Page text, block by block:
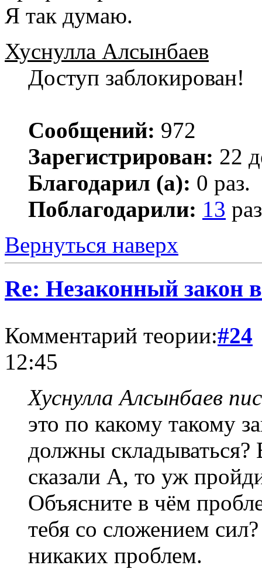
Я так думаю.
Хуснулла Алсынбаев
Доступ заблокирован!
Сообщений: 972
Зарегистрирован: 22
Благодарил (а): 0 раз.
Поблагодарили: 13
Вернуться наверх
Re: Незаконный закон
Комментарий теории:#24
12:45
Хуснулла Алсынбаев
это по какому такому
должны
сказали А, то уж
Объясните в чём
тебя со сложением
никаких проблем.